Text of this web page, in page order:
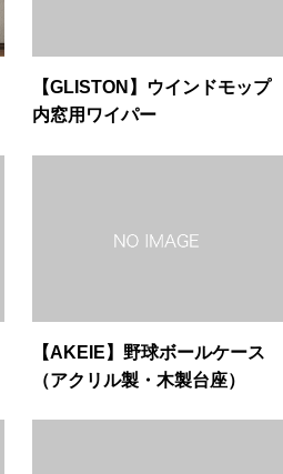
【GLISTON】ウインドモップ
内窓用ワイパー
【AKEIE】野球ボールケース
（アクリル製・木製台座）